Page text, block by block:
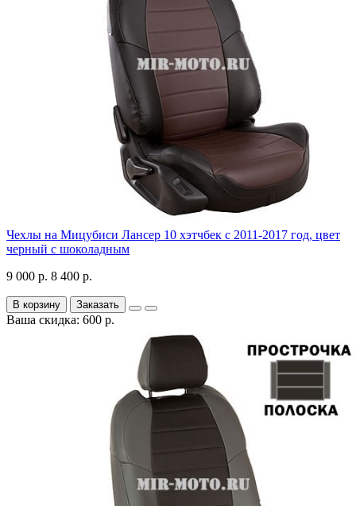
Чехлы на Мицубиси Лансер 10 хэтчбек с 2011-2017 год, цвет
черный с шоколадным
9 000 р. 8 400 р.
В корзину Заказать
Ваша скидка: 600 р.